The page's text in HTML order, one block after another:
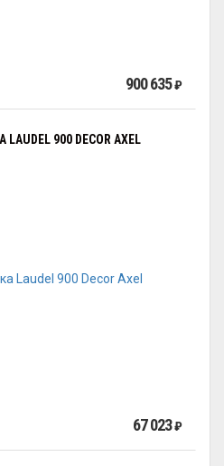
900 635₽
900 DECOR AXEL
67 023₽